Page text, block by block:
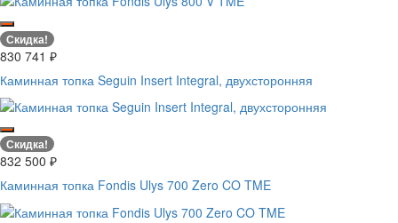
Скидка!
830 741 ₽
Каминная топка Seguin Insert Integral, двухсторонняя
Скидка!
832 500 ₽
Каминная топка Fondis Ulys 700 Zero CO TME